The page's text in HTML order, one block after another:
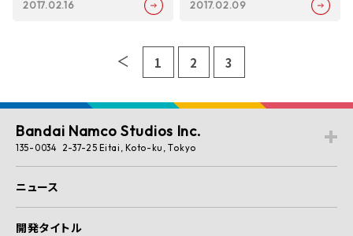
2017.02.16 2017.02.09
1 2 3
Bandai Namco Studios Inc.
135-0034 2-37-25 Eitai, Koto-ku, Tokyo
ニュース
開発タイトル